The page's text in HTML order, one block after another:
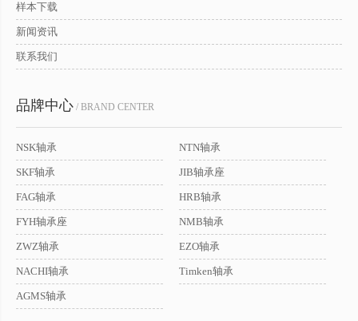
样本下载
新闻资讯
联系我们
品牌中心 / BRAND CENTER
NSK轴承 NTN轴承
SKF轴承 JIB轴承座
FAG轴承 HRB轴承
FYH轴承座 NMB轴承
ZWZ轴承 EZO轴承
NACHI轴承 Timken轴承
AGMS轴承